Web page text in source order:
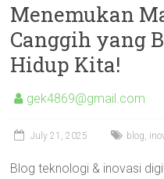
Menemukan
Canggih yang
Hidup Kita!
gek4869@gmail.com
July 21, 2025 blog,
Blog teknologi & inovasi